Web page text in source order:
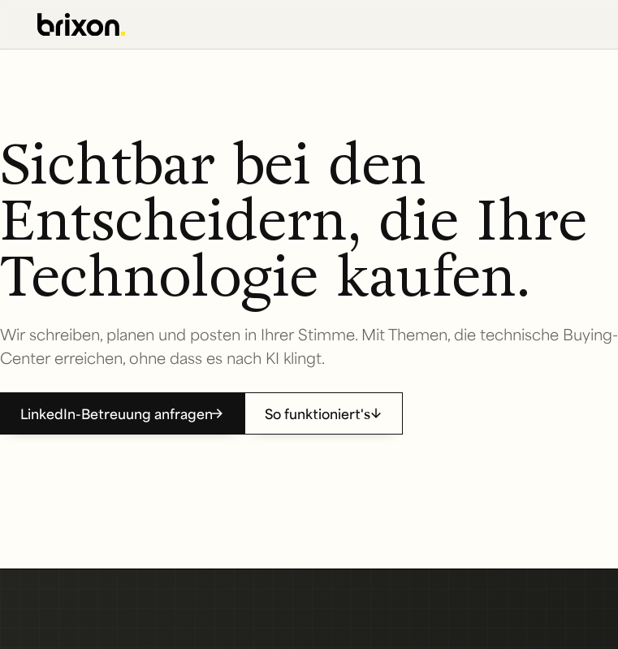
Sichtbar bei den
Entscheidern, die Ihre
Technologie kaufen.
Wir schreiben, planen und posten in Ihrer Stimme. Mit Themen, die technische Buying-
Center erreichen, ohne dass es nach KI klingt.
LinkedIn-Betreuung anfragen So funktioniert's